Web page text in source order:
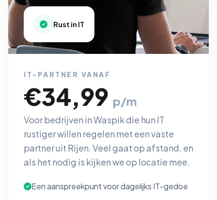
Rust in IT
IT-PARTNER VANAF
€34,99 p/m
Voor bedrijven in Waspik die hun IT
rustiger willen regelen met een vaste
partner uit Rijen. Veel gaat op afstand, en
als het nodig is kijken we op locatie mee.
Een aanspreekpunt voor dagelijks IT-gedoe